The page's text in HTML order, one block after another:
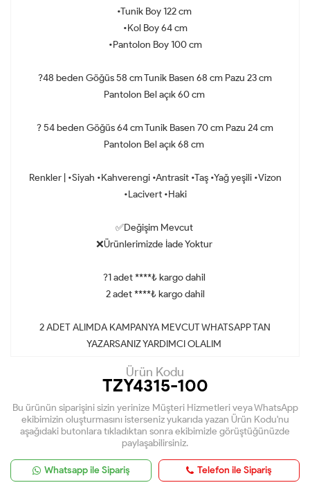
•Tunik Boy 122 cm
•Kol Boy 64 cm
•Pantolon Boy 100 cm
?48 beden Göğüs 58 cm Tunik Basen 68 cm Pazu 23 cm
Pantolon Bel açık 60 cm
? 54 beden Göğüs 64 cm Tunik Basen 70 cm Pazu 24 cm
Pantolon Bel açık 68 cm
Renkler | •Siyah •Kahverengi •Antrasit •Taş •Yağ yeşili •Vizon
•Lacivert •Haki
✅Değişim Mevcut
❌Ürünlerimizde İade Yoktur
?1 adet ****₺ kargo dahil
2 adet ****₺ kargo dahil
2 ADET ALIMDA KAMPANYA MEVCUT WHATSAPP TAN
YAZARSANIZ YARDIMCI OLALIM
Ürün Kodu
TZY4315-100
Bu ürünün siparişini sizin yerinize Müşteri Hizmetleri veya WhatsApp
ekibimizin oluşturmasını isterseniz yukarıda yazan Ürün Kodu'nu
aşağıdaki butonlara tıkladıktan sonra ekibimizle görüştüğünüzde
paylaşabilirsiniz.
Whatsapp ile Sipariş Telefon ile Sipariş